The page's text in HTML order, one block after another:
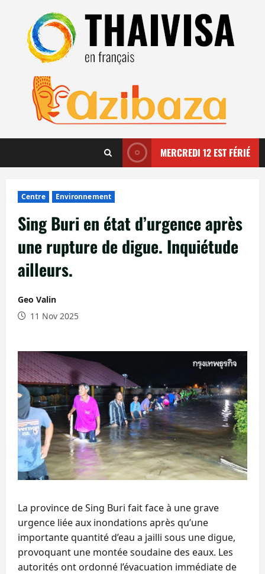
contenu
MERCREDI 12 EST FÉRIÉ
Centre Environnement
Sing Buri en état d’urgence après
une rupture de digue. Inquiétude
ailleurs.
Geo Valin
11 Nov 2025
La province de Sing Buri fait face à une grave
urgence liée aux inondations après qu’une
importante quantité d’eau a jailli sous une digue,
provoquant une montée soudaine des eaux. Les
autorités ont ordonné l’évacuation immédiate de